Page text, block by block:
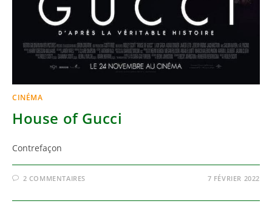
CINÉMA
House of Gucci
Contrefaçon
2 COMMENTAIRES 7 FÉVRIER 2022